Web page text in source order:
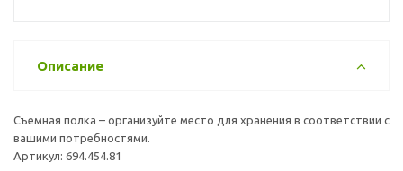
Описание
Съемная полка – организуйте место для хранения в соответствии с
вашими потребностями.
Артикул: 694.454.81